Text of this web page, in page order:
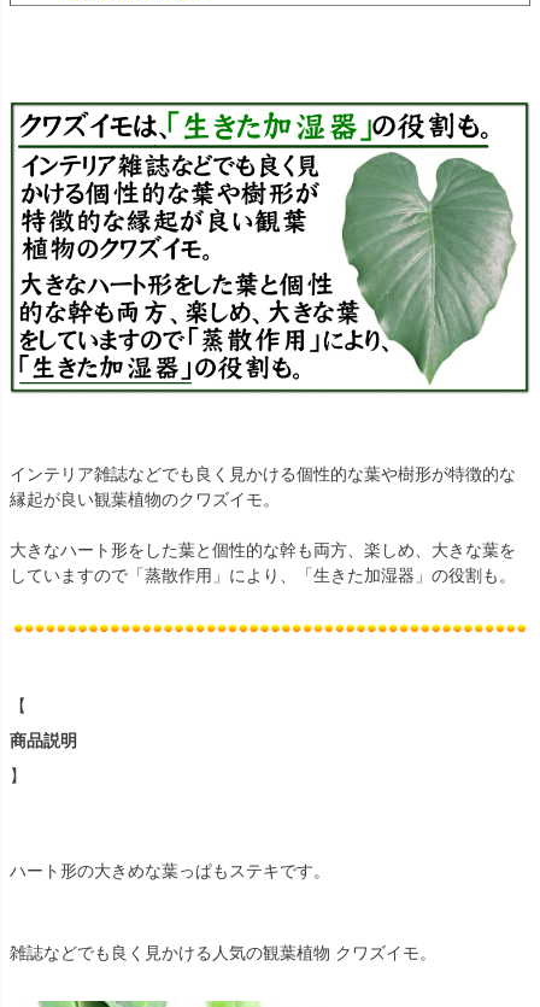
インテリア雑誌などでも良く見かける個性的な葉や樹形が特徴的な
縁起が良い観葉植物のクワズイモ。
大きなハート形をした葉と個性的な幹も両方、楽しめ、大きな葉を
していますので「蒸散作用」により、「生きた加湿器」の役割も。
【
商品説明
】
ハート形の大きめな葉っぱもステキです。
雑誌などでも良く見かける人気の観葉植物 クワズイモ。